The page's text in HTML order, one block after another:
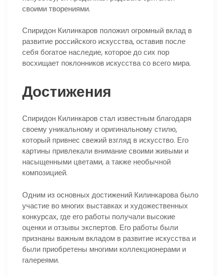
своими творениями.
Спиридон Килинкаров положил огромный вклад в
развитие российского искусства, оставив после
себя богатое наследие, которое до сих пор
восхищает поклонников искусства со всего мира.
Достижения
Спиридон Килинкаров стал известным благодаря
своему уникальному и оригинальному стилю,
который привнес свежий взгляд в искусство. Его
картины привлекали внимание своими живыми и
насыщенными цветами, а также необычной
композицией.
Одним из основных достижений Килинкарова было
участие во многих выставках и художественных
конкурсах, где его работы получали высокие
оценки и отзывы экспертов. Его работы были
признаны важным вкладом в развитие искусства и
были приобретены многими коллекционерами и
галереями.